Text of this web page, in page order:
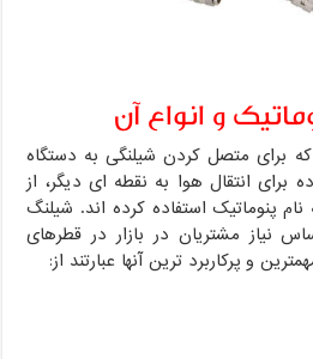
و انواع آن
برای متصل کردن شیلنگی به دستگاه
برای انتقال هوا به نقطه ای دیگر، از
پنوماتیک استفاده کرده اند. شیلنگ
نیاز مشتریان در بازار در قطرهای
و پرکاربرد ترین آنها عبارتند از: